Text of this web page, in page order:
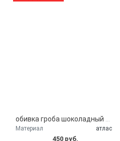
Материал атлас
450 руб.